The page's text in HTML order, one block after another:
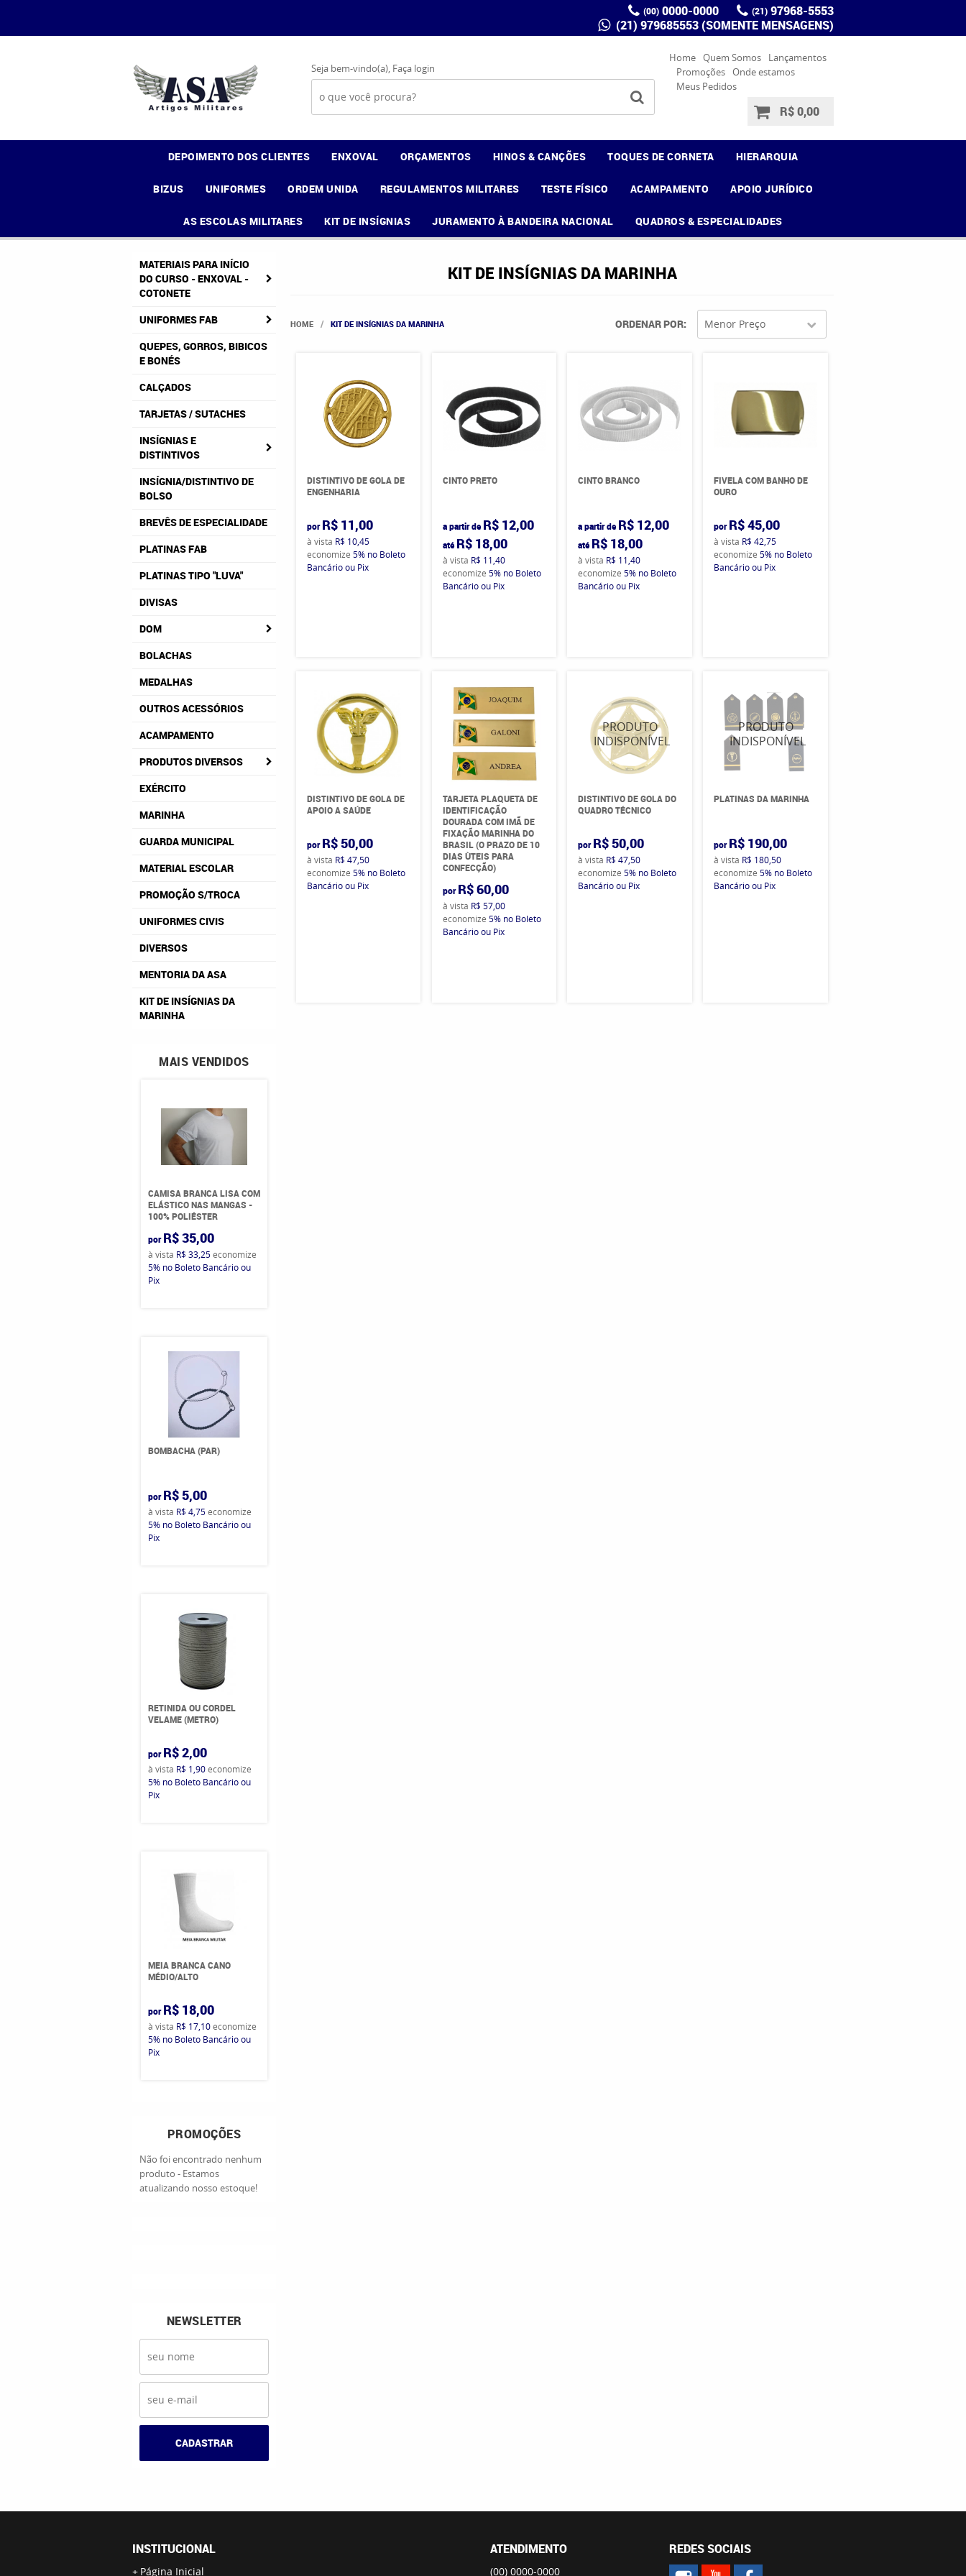
(00) 0000-0000 (21) 97968-5553
(21) 979685553 (SOMENTE MENSAGENS)
Seja bem-vindo(a), Faça login
Home Quem Somos
Lançamentos
Promoções Onde estamos
Meus Pedidos
R$ 0,00
DEPOIMENTO DOS CLIENTES ENXOVAL ORÇAMENTOS HINOS & CANÇÕES TOQUES DE CORNETA HIERARQUIA
BIZUS UNIFORMES ORDEM UNIDA REGULAMENTOS MILITARES TESTE FÍSICO ACAMPAMENTO APOIO JURÍDICO
AS ESCOLAS MILITARES KIT DE INSÍGNIAS JURAMENTO À BANDEIRA NACIONAL QUADROS & ESPECIALIDADES
MATERIAIS PARA INÍCIO
DO CURSO - ENXOVAL -
COTONETE
UNIFORMES FAB
QUEPES, GORROS, BIBICOS
E BONÉS
CALÇADOS
TARJETAS / SUTACHES
INSÍGNIAS E
DISTINTIVOS
INSÍGNIA/DISTINTIVO DE
BOLSO
BREVÊS DE ESPECIALIDADE
PLATINAS FAB
PLATINAS TIPO "LUVA"
DIVISAS
DOM
BOLACHAS
MEDALHAS
OUTROS ACESSÓRIOS
ACAMPAMENTO
PRODUTOS DIVERSOS
EXÉRCITO
MARINHA
GUARDA MUNICIPAL
MATERIAL ESCOLAR
PROMOÇÃO S/TROCA
UNIFORMES CIVIS
DIVERSOS
MENTORIA DA ASA
KIT DE INSÍGNIAS DA
MARINHA
MAIS VENDIDOS
CAMISA BRANCA LISA COM
ELÁSTICO NAS MANGAS -
100% POLIÉSTER
por R$ 35,00
à vista R$ 33,25economize
5% no Boleto Bancário ou
Pix
BOMBACHA (PAR)
por R$ 5,00
à vista R$ 4,75economize
5% no Boleto Bancário ou
Pix
RETINIDA OU CORDEL
VELAME (METRO)
por R$ 2,00
à vista R$ 1,90economize
5% no Boleto Bancário ou
Pix
MEIA BRANCA CANO
MÉDIO/ALTO
por R$ 18,00
à vista R$ 17,10economize
5% no Boleto Bancário ou
Pix
PROMOÇÕES
Não foi encontrado nenhum
produto - Estamos
atualizando nosso estoque!
NEWSLETTER
CADASTRAR
KIT DE INSÍGNIAS DA MARINHA
HOME KIT DE INSÍGNIAS DA MARINHA ORDENAR POR Menor Preço
DISTINTIVO DE GOLA DE
ENGENHARIA
por R$ 11,00
à vista R$ 10,45
economize 5% no Boleto
Bancário ou Pix
CINTO PRETO
a partir de R$ 12,00
até R$ 18,00
à vista R$ 11,40
economize 5% no Boleto
Bancário ou Pix
CINTO BRANCO
a partir de R$ 12,00
até R$ 18,00
à vista R$ 11,40
economize5% no Boleto
Bancário ou Pix
FIVELA COM BANHO DE
OURO
por R$ 45,00
à vista R$ 42,75
economize5% no Boleto
Bancário ou Pix
DISTINTIVO DE GOLA DE
APOIO A SAÚDE
por R$ 50,00
à vista R$ 47,50
economize 5% no Boleto
Bancário ou Pix
TARJETA PLAQUETA DE
IDENTIFICAÇÃO
DOURADA COM IMÃ DE
FIXAÇÃO MARINHA DO
BRASIL (O PRAZO DE 10
DIAS ÙTEIS PARA
CONFECÇÃO)
por R$ 60,00
à vista R$ 57,00
economize 5% no Boleto
Bancário ou Pix
DISTINTIVO DE GOLA DO
QUADRO TÉCNICO
por R$ 50,00
à vista R$ 47,50
economize5% no Boleto
Bancário ou Pix
PLATINAS DA MARINHA
por R$ 190,00
à vista R$ 180,50
economize5% no Boleto
Bancário ou Pix
INSTITUCIONAL
Página Inicial
ATENDIMENTO
(00) 0000-0000
REDES SOCIAIS